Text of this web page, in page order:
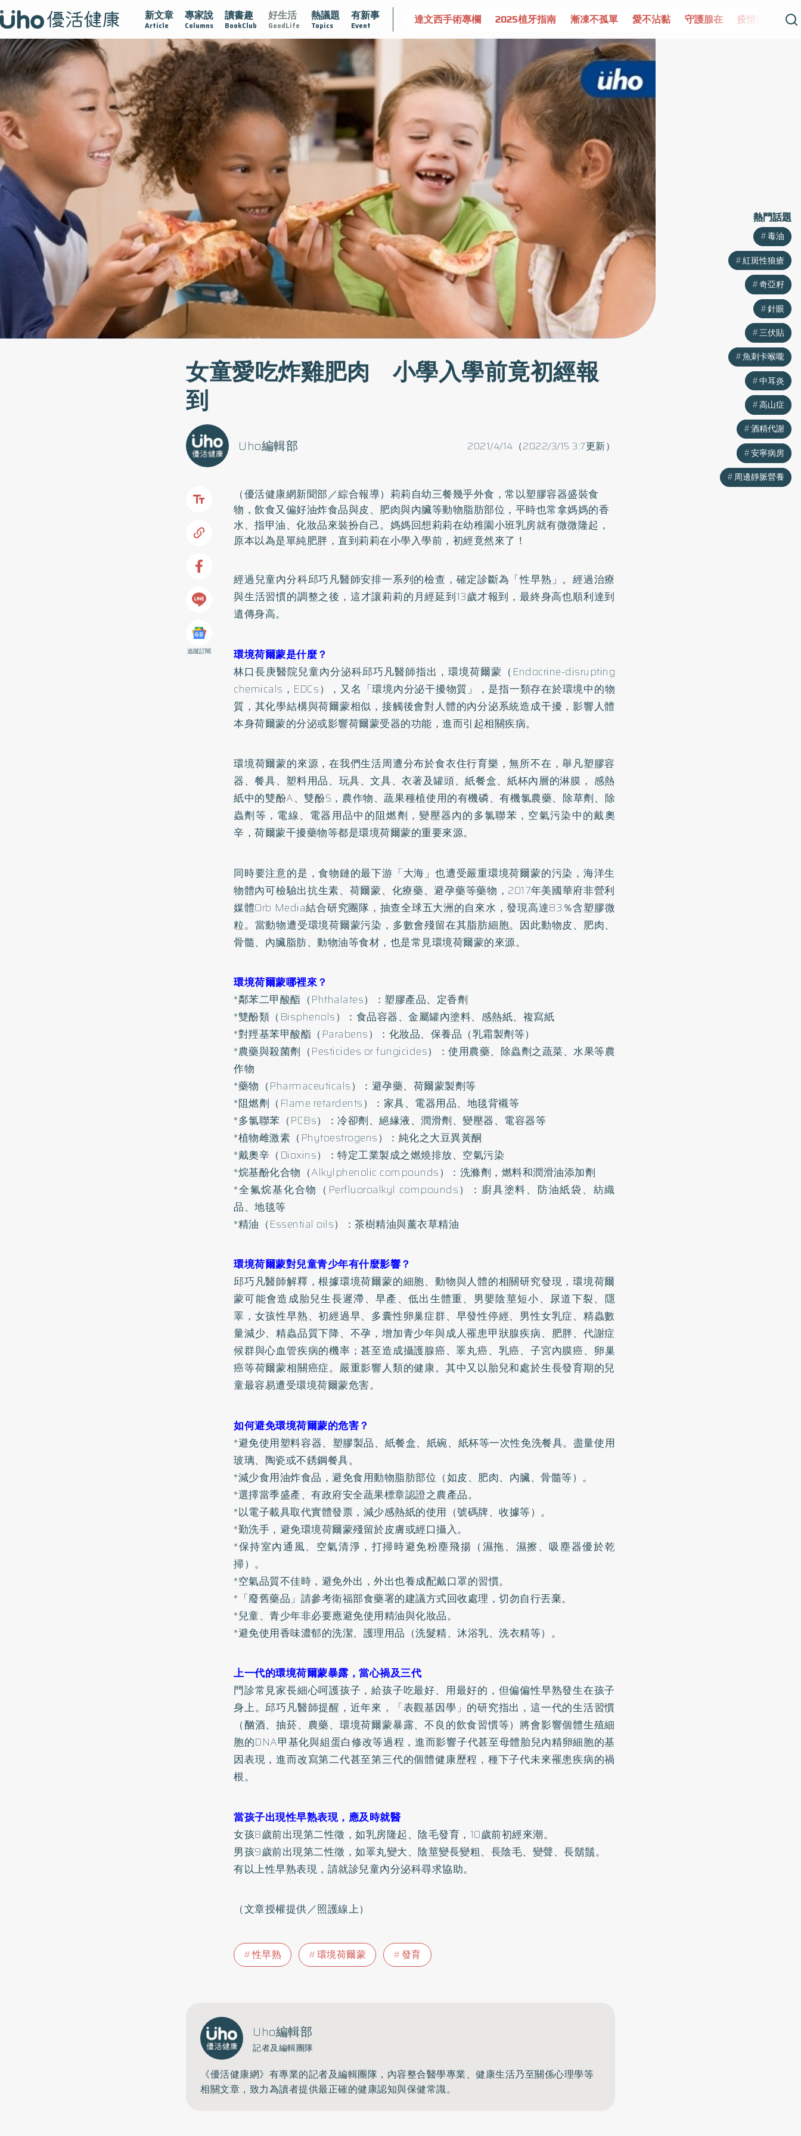
新文章
Article
專家說
Columns
讀書趣
BookClub
好生活
GoodLife
熱議題
Topics
有新事
Event
疫情保衛戰 再生醫學 愛的未來視 認識攝護腺肥大 守護骨骼健康 達文西手術專欄 2025植牙指南 漸凍不孤單 愛不沾黏 守護腺在 疫情保衛戰 再生醫學 愛的
女童愛吃炸雞肥肉 小學入學前竟初經報
到
2021/4/14（2022/3/15 3:7更新）
Uho編輯部
追蹤訂閱
（優活健康網新聞部／綜合報導）莉莉自幼三餐幾乎外食，常以塑膠容器盛裝食
物，飲食又偏好油炸食品與皮、肥肉與內臟等動物脂肪部位，平時也常拿媽媽的香
水、指甲油、化妝品來裝扮自己。媽媽回想莉莉在幼稚園小班乳房就有微微隆起，
原本以為是單純肥胖 ，直到莉莉在小學入學前，初經竟然來了！
經過兒童內分科邱巧凡醫師安排一系列的檢查，確定診斷為「性早熟」。經過治療
與生活習慣的調整之後，這才讓莉莉的月經延到13歲才報到，最終身高也順利達到
遺傳身高。
環境荷爾蒙是什麼？
林口長庚醫院兒童內分泌科邱巧凡醫師指出，環境荷爾蒙（Endocrine-disrupting
chemicals，EDCs），又名「環境內分泌干擾物質」，是指一類存在於環境中的物
質，其化學結構與荷爾蒙相似，接觸後會對人體的內分泌系統造成干擾，影響人體
本身荷爾蒙的分泌或影響荷爾蒙受器的功能，進而引起相關疾病。
環境荷爾蒙的來源，在我們生活周遭分布於食衣住行育樂，無所不在，舉凡塑膠容
器、餐具、塑料用品、玩具、文具、衣著及罐頭、紙餐盒、紙杯內層的淋膜， 感熱
紙中的雙酚A、雙酚S，農作物、蔬果種植使用的有機磷、有機氯農藥、除草劑、除
蟲劑等，電線、電器用品中的阻燃劑，變壓器內的多氯聯苯，空氣污染中的戴奧
辛，荷爾蒙干擾藥物等都是環境荷爾蒙的重要來源。
同時要注意的是，食物鏈的最下游「大海」也遭受嚴重環境荷爾蒙的污染，海洋生
物體內可檢驗出抗生素、荷爾蒙、化療藥、避孕藥等藥物，2017年美國華府非營利
媒體Orb Media結合研究團隊，抽查全球五大洲的自來水，發現高達83％含塑膠微
粒。當動物遭受環境荷爾蒙污染，多數會殘留在其脂肪細胞。因此動物皮、肥肉、
骨髓、內臟脂肪、動物油等食材，也是常見環境荷爾蒙的來源。
環境荷爾蒙哪裡來？
*鄰苯二甲酸酯（Phthalates）：塑膠產品、定香劑
*雙酚類（Bisphenols）：食品容器、金屬罐內塗料、感熱紙、複寫紙
*對羥基苯甲酸酯（Parabens）：化妝品、保養品（乳霜製劑等）
*農藥與殺菌劑（Pesticides or fungicides）：使用農藥、除蟲劑之蔬菜、水果等農
作物
*藥物（Pharmaceuticals）：避孕藥、荷爾蒙製劑等
*阻燃劑（Flame retardents）：家具、電器用品、地毯背襯等
*多氯聯苯（PCBs）：冷卻劑、絕緣液、潤滑劑、變壓器、電容器等
*植物雌激素（Phytoestrogens）：純化之大豆異黃酮
*戴奧辛（Dioxins）：特定工業製成之燃燒排放、空氣污染
*烷基酚化合物（Alkylphenolic compounds）：洗滌劑，燃料和潤滑油添加劑
*全氟烷基化合物（Perfluoroalkyl compounds）：廚具塗料、防油紙袋、紡織
品、地毯等
*精油（Essential oils）：茶樹精油與薰衣草精油
環境荷爾蒙對兒童青少年有什麼影響？
邱巧凡醫師解釋，根據環境荷爾蒙的細胞、動物與人體的相關研究發現，環境荷爾
蒙可能會造成胎兒生長遲滯、早產、低出生體重、男嬰陰莖短小、尿道下裂、隱
睪，女孩性早熟、初經過早、多囊性卵巢症群、早發性停經、男性女乳症、精蟲數
量減少、精蟲品質下降、不孕，增加青少年與成人罹患甲狀腺疾病、肥胖、代謝症
候群與心血管疾病的機率；甚至造成攝護腺癌、睪丸癌、 乳癌、子宮內膜癌、卵巢
癌等荷爾蒙相關癌症。嚴重影響人類的健康。其中又以胎兒和處於生長發育期的兒
童最容易遭受環境荷爾蒙危害。
如何避免環境荷爾蒙的危害？
*避免使用塑料容器、塑膠製品、紙餐盒、紙碗、紙杯等一次性免洗餐具。盡量使用
玻璃、 陶瓷或不銹鋼餐具。
*減少食用油炸食品，避免食用動物脂肪部位（如皮、肥肉、內臟、骨髓等）。
*選擇當季盛產、有政府安全蔬果標章認證之農產品。
*以電子載具取代實體發票，減少感熱紙的使用（號碼牌、收據等）。
*勤洗手，避免環境荷爾蒙殘留於皮膚或經口攝入。
*保持室內通風、空氣清淨，打掃時避免粉塵飛揚（濕拖、濕擦、吸塵器優於乾
掃）。
*空氣品質不佳時，避免外出，外出也養成配戴口罩的習慣。
*「廢舊藥品」請參考衛福部食藥署的建議方式回收處理，切勿自行丟棄。
*兒童、青少年非必要應避免使用精油與化妝品。
*避免使用香味濃郁的洗潔、護理用品（洗髮精、沐浴乳、洗衣精等）。
上一代的環境荷爾蒙暴露，當心禍及三代
門診常見家長細心呵護孩子，給孩子吃最好、用最好的，但偏偏性早熟發生在孩子
身上。邱巧凡醫師提醒，近年來，「表觀基因學」的研究指出，這一代的生活習慣
（酗酒、抽菸、農藥、環境荷爾蒙暴露、不良的飲食習慣等）將會影響個體生殖細
胞的DNA甲基化與組蛋白修改等過程，進而影響子代甚至母體胎兒內精卵細胞的基
因表現，進而改寫第二代甚至第三代的個體健康歷程，種下子代未來罹患疾病的禍
根。
當孩子出現性早熟表現，應及時就醫
女孩8歲前出現第二性徵，如乳房隆起、陰毛發育，10歲前初經來潮。
男孩9歲前出現第二性徵，如睪丸變大、陰莖變長變粗、長陰毛、變聲、長鬍鬚。
有以上性早熟表現，請就診兒童內分泌科尋求協助。
（文章授權提供／照護線上）
性早熟 環境荷爾蒙 發育
Uho編輯部
記者及編輯團隊
《優活健康網》有專業的記者及編輯團隊，內容整合醫學專業、健康生活乃至關係心理學等
相關文章，致力為讀者提供最正確的健康認知與保健常識。
熱門話題
毒油
紅斑性狼瘡
奇亞籽
針眼
三伏貼
魚刺卡喉嚨
中耳炎
高山症
酒精代謝
安寧病房
周邊靜脈營養
熱門話題
毒油
紅斑性狼瘡
奇亞籽
針眼
三伏貼
魚刺卡喉嚨
中耳炎
高山症
酒精代謝
安寧病房
周邊靜脈營養